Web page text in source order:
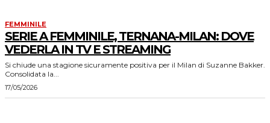
FEMMINILE
SERIE A FEMMINILE, TERNANA-MILAN: DOVE
VEDERLA IN TV E STREAMING
Si chiude una stagione sicuramente positiva per il Milan di Suzanne Bakker.
Consolidata la...
17/05/2026